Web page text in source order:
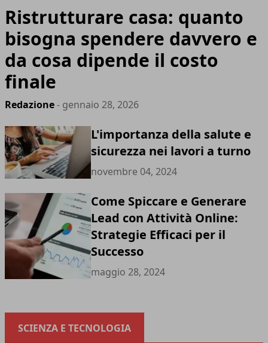
Ristrutturare casa: quanto
bisogna spendere davvero e
da cosa dipende il costo
finale
Redazione- gennaio 28, 2026
L'importanza della salute e
sicurezza nei lavori a turno
novembre 04, 2024
Come Spiccare e Generare
Lead con Attività Online:
Strategie Efficaci per il
Successo
maggio 28, 2024
SCIENZA E TECNOLOGIA